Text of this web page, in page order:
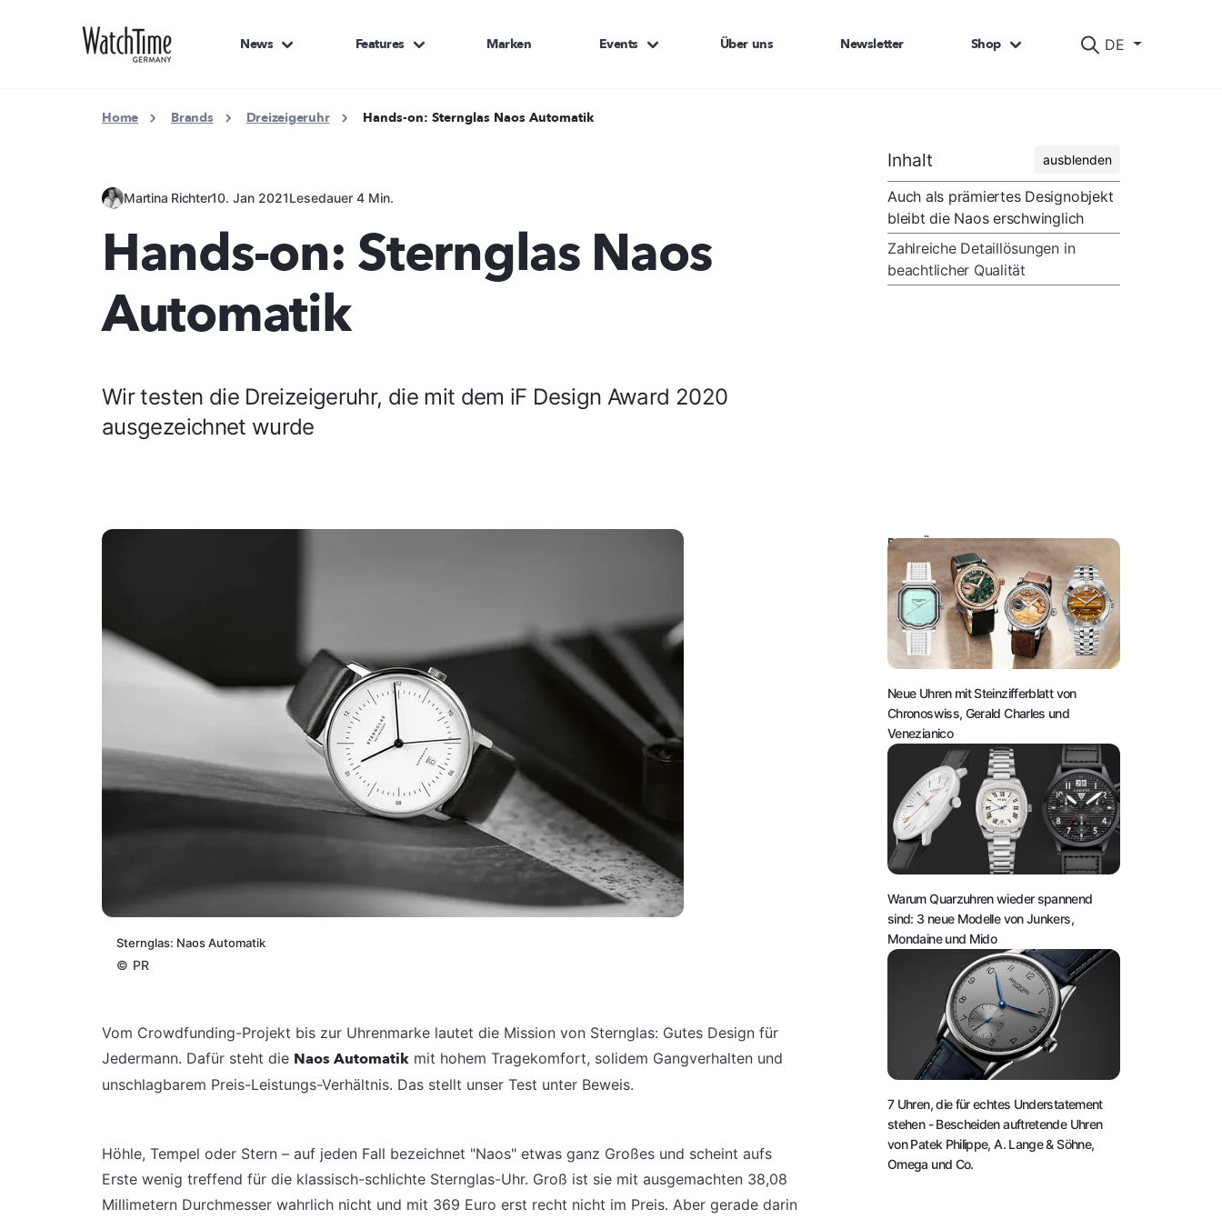
DE
News Features Marken Events Über uns Newsletter Shop
Home Brands Dreizeigeruhr Hands-on: Sternglas Naos Automatik
Martina Richter10. Jan 2021Lesedauer 4 Min.
Hands-on: Sternglas Naos
Automatik
Wir testen die Dreizeigeruhr, die mit dem iF Design Award 2020
ausgezeichnet wurde
Sternglas: Naos Automatik
© PR
Vom Crowdfunding-Projekt bis zur Uhrenmarke lautet die Mission von Sternglas: Gutes Design für
Jedermann. Dafür steht die Naos Automatik mit hohem Tragekomfort, solidem Gangverhalten und
unschlagbarem Preis-Leistungs-Verhältnis. Das stellt unser Test unter Beweis.
Höhle, Tempel oder Stern – auf jeden Fall bezeichnet "Naos" etwas ganz Großes und scheint aufs
Erste wenig treffend für die klassisch-schlichte Sternglas-Uhr. Groß ist sie mit ausgemachten 38,08
Millimetern Durchmesser wahrlich nicht und mit 369 Euro erst recht nicht im Preis. Aber gerade darin
Inhalt ausblenden
Auch als prämiertes Designobjekt
bleibt die Naos erschwinglich
Zahlreiche Detaillösungen in
beachtlicher Qualität
DAS KÖNNTE SIE AUCH INTERESSIEREN:
Neue Uhren mit Steinzifferblatt von
Chronoswiss, Gerald Charles und
Venezianico
Warum Quarzuhren wieder spannend
sind: 3 neue Modelle von Junkers,
Mondaine und Mido
7 Uhren, die für echtes Understatement
stehen - Bescheiden auftretende Uhren
von Patek Philippe, A. Lange & Söhne,
Omega und Co.